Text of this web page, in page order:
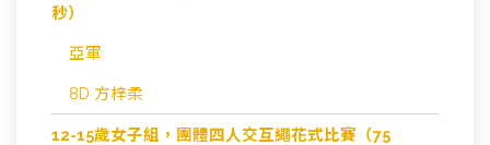
秒）
亞軍
8D 方梓柔
12-15歲女子組，團體四人交互繩花式比賽（75